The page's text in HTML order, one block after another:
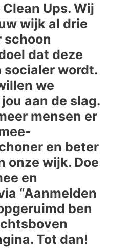
Ups. Wij
wijk al drie
schoon
dat deze
socialer wordt.
we
aan de slag.
mensen er
en beter
onze wijk. Doe
en
“Aanmelden
ben
Tot dan!